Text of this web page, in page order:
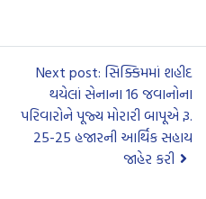
Next post: સિક્કિમમાં શહીદ
થયેલાં સેનાના 16 જવાનોના
પરિવારોને પૂજ્ય મોરારી બાપૂએ રૂ.
25-25 હજારની આર્થિક સહાય
જાહેર કરી